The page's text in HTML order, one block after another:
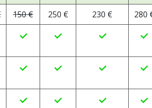
150 € 250 € 230 € 280